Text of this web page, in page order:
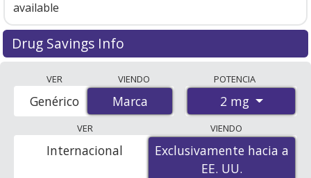
available
Drug Savings Info
pharmacies start at$3.77 por capsulefor 30 capsules.
You save 13% off the average U.S. pharmacy retail price
of $4.36 per capsule for 30 capsules. Enter your ZIP
Code to compare discount Zanaflex coupon prices in
your area.
VER
Marca
Genérico
VIENDO
Marca
POTENCIA
2 mg
VER
Exclusivamente hacia a
EE. UU.
Internacional
VIENDO
Exclusivamente hacia a
EE. UU.